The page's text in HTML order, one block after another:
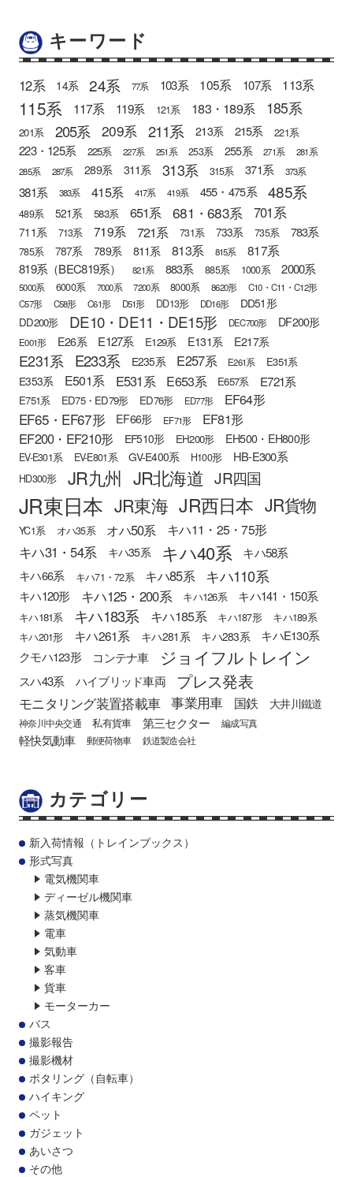
キーワード
12系 14系 24系 77系 103系 105系 107系 113系
115系 117系 119系 121系 183・189系 185系
201系 205系 209系 211系 213系 215系 221系
223・125系 225系 227系 251系 253系 255系 271系
281系
285系
287系 289系 311系 313系 315系 371系 373系
381系 383系 415系 417系 419系 455・475系 485系
489系 521系 583系 651系 681・683系 701系
711系 713系 719系 721系 731系 733系 735系 783系
785系 787系 789系 811系 813系 815系 817系
819系（BEC819系） 821系 883系 885系 1000系 2000系
5000系 6000系 7000系 7200系 8000系 8620形
C10・C11・C12形
C57形
C58形 C61形 D51形 DD13形 DD16形 DD51形
DD200形 DE10・DE11・DE15形 DEC700形 DF200形
E001形 E26系 E127系 E129系 E131系 E217系
E231系 E233系 E235系 E257系 E261系 E351系
E353系 E501系 E531系 E653系 E657系 E721系
E751系 ED75・ED79形 ED76形 ED77形 EF64形
EF65・EF67形 EF66形 EF71形
EF81形
EF200・EF210形
EF510形 EH200形 EH500・EH800形
EV-E301系 EV-E801系 GV-E400系 H100形 HB-E300系
HD300形 JR九州 JR北海道 JR四国
JR東日本 JR東海 JR西日本 JR貨物
YC1系 オハ35系 オハ50系 キハ11・25・75形
キハ31・54系 キハ35系 キハ40系 キハ58系
キハ66系 キハ71・72系 キハ85系 キハ110系
キハ120形 キハ125・200系 キハ126系 キハ141・150系
キハ181系 キハ183系 キハ185系 キハ187形
キハ189系
キハ201形
キハ261系 キハ281系 キハ283系
キハE130系
クモハ123形
コンテナ車 ジョイフルトレイン
スハ43系 ハイブリッド車両 プレス発表
モニタリング装置搭載車 事業用車 国鉄 大井川鐵道
神奈川中央交通 私有貨車 第三セクター 編成写真
軽快気動車 郵便荷物車 鉄道製造会社
カテゴリー
新入荷情報（トレインブックス）
形式写真
電気機関車
ディーゼル機関車
蒸気機関車
電車
気動車
客車
貨車
モーターカー
バス
撮影報告
撮影機材
ポタリング（自転車）
ハイキング
ペット
ガジェット
あいさつ
その他